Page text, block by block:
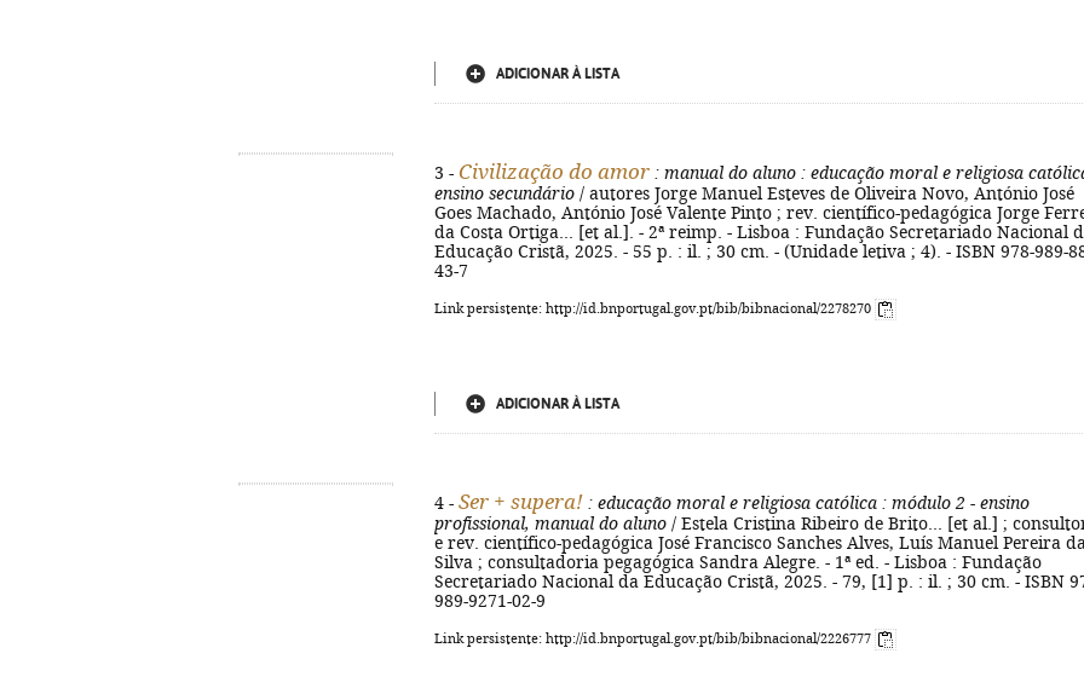
ADICIONAR À LISTA
3 - Civilização do amor : manual do aluno : educação moral e religiosa
ensino secundário / autores Jorge Manuel Esteves de Oliveira Novo, António José
Goes Machado, António José Valente Pinto ; rev. científico-pedagógica Jorge
da Costa Ortiga... [et al.]. - 2ª reimp. - Lisboa : Fundação Secretariado Nacional
Educação Cristã, 2025. - 55 p. : il. ; 30 cm. - (Unidade letiva ; 4). - ISBN 978-989-
43-7
Link persistente: http://id.bnportugal.gov.pt/bib/bibnacional/2278270
ADICIONAR À LISTA
4 - Ser + supera! : educação moral e religiosa católica : módulo 2 - ensino
profissional, manual do aluno / Estela Cristina Ribeiro de Brito... [et al.] ;
e rev. científico-pedagógica José Francisco Sanches Alves, Luís Manuel Pereira da
Silva ; consultadoria pegagógica Sandra Alegre. - 1ª ed. - Lisboa : Fundação
Secretariado Nacional da Educação Cristã, 2025. - 79, [1] p. : il. ; 30 cm. - ISBN
989-9271-02-9
Link persistente: http://id.bnportugal.gov.pt/bib/bibnacional/2226777